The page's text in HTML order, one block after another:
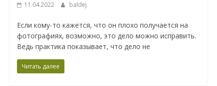
11.04.2022 baldej
Если кому-то кажется, что он плохо получается на
фотографиях, возможно, это дело можно исправить.
Ведь практика показывает, что дело не
Читать далее